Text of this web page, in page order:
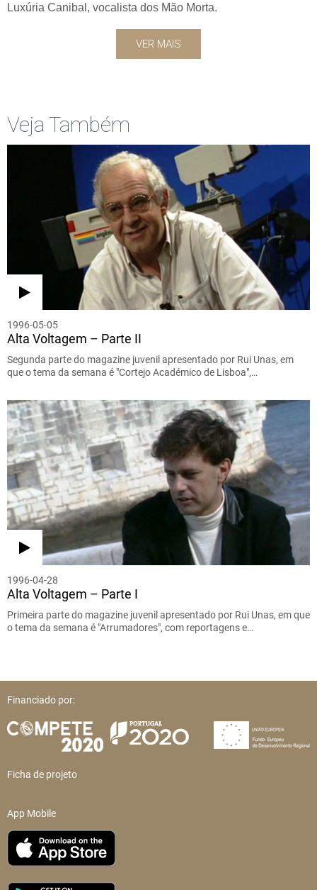
Luxúria Canibal, vocalista dos Mão Morta.
VER MAIS
Veja Também
1996-05-05
Alta Voltagem – Parte II
Segunda parte do magazine juvenil apresentado por Rui Unas, em
que o tema da semana é "Cortejo Académico de Lisboa",…
1996-04-28
Alta Voltagem – Parte I
Primeira parte do magazine juvenil apresentado por Rui Unas, em que
o tema da semana é "Arrumadores", com reportagens e…
Financiado por:
Ficha de projeto
App Mobile